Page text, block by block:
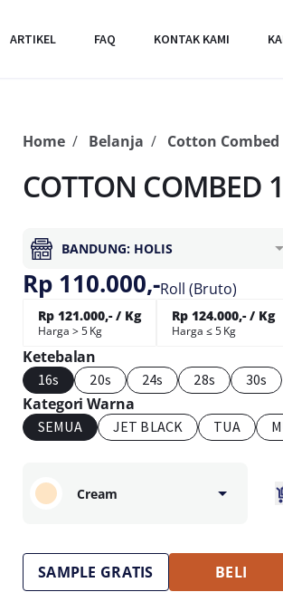
ARTIKEL FAQ KONTAK KAMI
Home Belanja Cotton Combed
COTTON COMBED
BANDUNG: HOLIS
Rp 110.000,-Roll (Bruto)
Rp 121.000,- / Kg
Harga > 5 Kg
Rp 124.000,- / Kg
Harga ≤ 5 Kg
Ketebalan
16s 20s 24s 28s 30s
Kategori Warna
SEMUA JET BLACK TUA
Cream
SAMPLE GRATIS BELI